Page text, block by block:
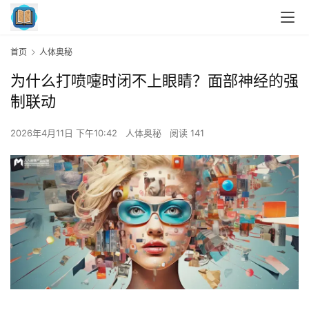
首页 人体奥秘
为什么打喷嚏时闭不上眼睛？面部神经的强
制联动
2026年4月11日 下午10:42 人体奥秘 阅读 141